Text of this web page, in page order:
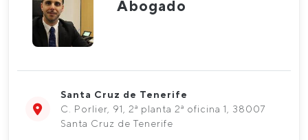
Abogado
Santa Cruz de Tenerife
C. Porlier, 91, 2ª planta 2ª oficina 1, 38007
Santa Cruz de Tenerife